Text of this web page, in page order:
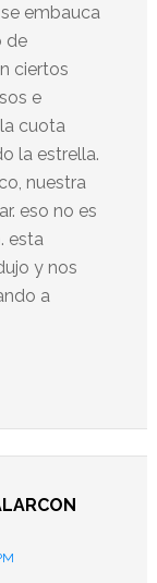
embauca
de
ciertos
e
cuota
la estrella.
nuestra
eso no es
esta
y nos
a